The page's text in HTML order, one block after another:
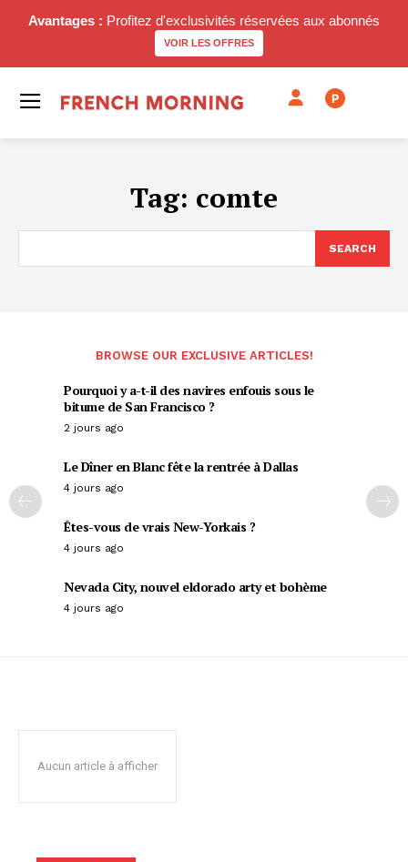
Avantages : Profitez d'exclusivités réservées aux abonnés
VOIR LES OFFRES
P
Tag: comte
SEARCH
BROWSE OUR EXCLUSIVE ARTICLES!
Pourquoi y a-t-il des navires enfouis sous le
bitume de San Francisco ?
2 jours ago
Le Dîner en Blanc fête la rentrée à Dallas
4 jours ago
Êtes-vous de vrais New-Yorkais ?
4 jours ago
Nevada City, nouvel eldorado arty et bohème
4 jours ago
Aucun article à afficher